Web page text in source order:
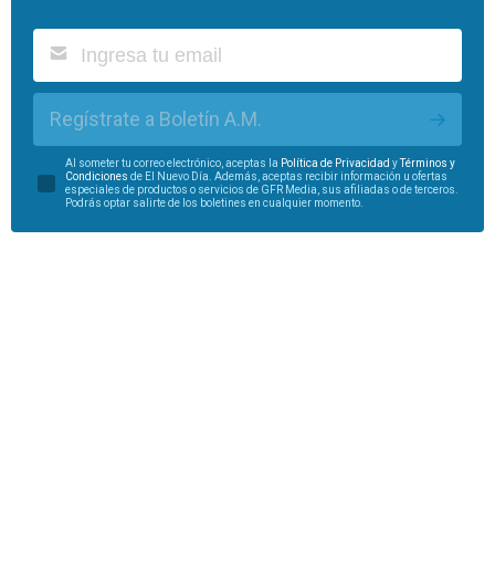
Regístrate a Boletín A.M.
Al someter tu correo electrónico, aceptas la Política de Privacidad yTérminos y
Condiciones de El Nuevo Día. Además, aceptas recibir información u ofertas
especiales de productos o servicios de GFR Media, sus afiliadas o de terceros.
Podrás optar salirte de los boletines en cualquier momento.